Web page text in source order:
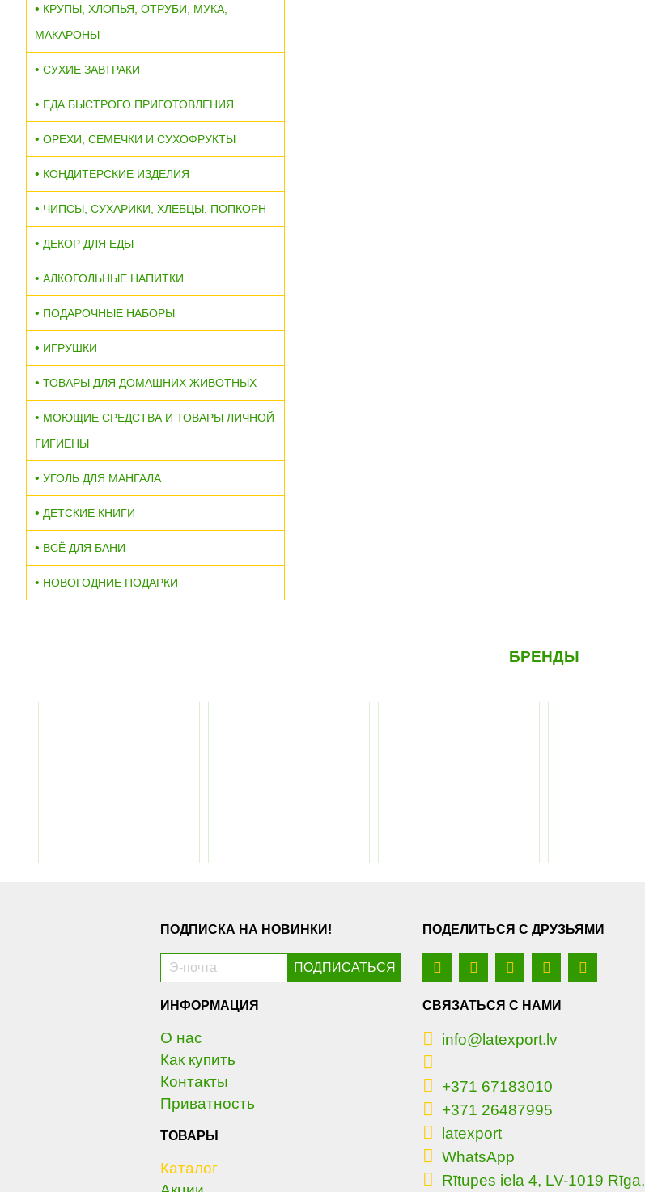
КРУПЫ, ХЛОПЬЯ, ОТРУБИ, МУКА,
МАКАРОНЫ
СУХИЕ ЗАВТРАКИ
ЕДА БЫСТРОГО ПРИГОТОВЛЕНИЯ
ОРЕХИ, СЕМЕЧКИ И СУХОФРУКТЫ
КОНДИТЕРСКИЕ ИЗДЕЛИЯ
ЧИПСЫ, СУХАРИКИ, ХЛЕБЦЫ, ПОПКОРН
ДЕКОР ДЛЯ ЕДЫ
АЛКОГОЛЬНЫЕ НАПИТКИ
ПОДАРОЧНЫЕ НАБОРЫ
ИГРУШКИ
ТОВАРЫ ДЛЯ ДОМАШНИХ ЖИВОТНЫХ
МОЮЩИЕ СРЕДСТВА И ТОВАРЫ ЛИЧНОЙ
ГИГИЕНЫ
УГОЛЬ ДЛЯ МАНГАЛА
ДЕТСКИЕ КНИГИ
ВСЁ ДЛЯ БАНИ
НОВОГОДНИЕ ПОДАРКИ
БРЕНДЫ
ПОДПИСКА НА НОВИНКИ!
ИНФОРМАЦИЯ
О нас
Как купить
Контакты
Приватность
ТОВАРЫ
Каталог
ПОДЕЛИТЬСЯ С ДРУЗЬЯМИ
СВЯЗАТЬСЯ С НАМИ
info@latexport.lv
+371 67183010
+371 26487995
latexport
WhatsApp
Rītupes iela 4, LV-1019 Rīga,